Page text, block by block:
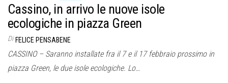
Cassino, in arrivo le nuove isole
ecologiche in piazza Green
Di FELICE PENSABENE
CASSINO – Saranno installate fra il 7 e il 17 febbraio prossimo in
piazza Green, le due isole ecologiche. Lo…